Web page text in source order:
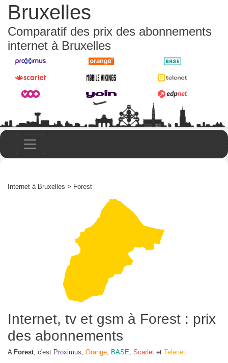
Bruxelles
Comparatif des prix des abonnements
internet à Bruxelles
Internet à Bruxelles > Forest
Internet, tv et gsm à Forest : prix
des abonnements
A Forest , c'est Proximus Orange BASE Scarlet et Telenet